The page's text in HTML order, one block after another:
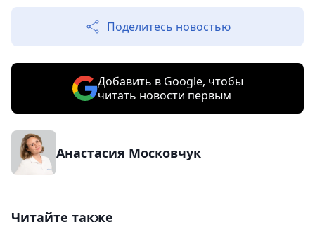
Поделитесь новостью
Добавить в Google, чтобы
читать новости первым
Анастасия Московчук
Читайте также